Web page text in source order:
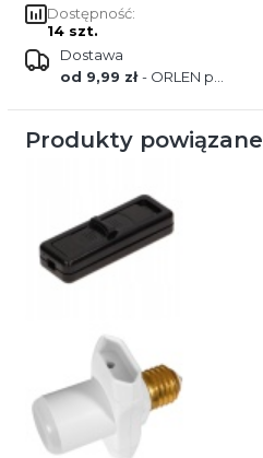
Dostępność:
14 szt.
Dostawa
od 9,99 zł- ORLEN paczka
Produkty powiązane